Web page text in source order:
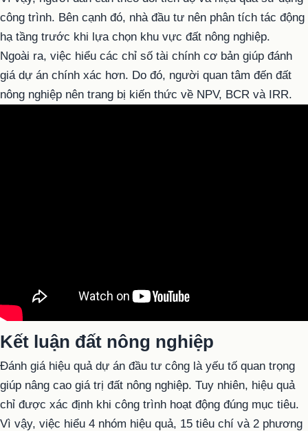
công trình. Bên cạnh đó, nhà đầu tư nên phân tích tác động
hạ tầng trước khi lựa chọn khu vực đất nông nghiệp.
Ngoài ra, việc hiểu các chỉ số tài chính cơ bản giúp đánh
giá dự án chính xác hơn. Do đó, người quan tâm đến đất
nông nghiệp nên trang bị kiến thức về NPV, BCR và IRR.
Kết luận đất nông nghiệp
Đánh giá hiệu quả dự án đầu tư công là yếu tố quan trọng
giúp nâng cao giá trị đất nông nghiệp. Tuy nhiên, hiệu quả
chỉ được xác định khi công trình hoạt động đúng mục tiêu.
Vì vậy, việc hiểu 4 nhóm hiệu quả, 15 tiêu chí và 2 phương